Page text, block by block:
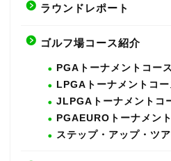
ラウンドレポート
ゴルフ場コース紹介
PGAトーナメントコース
LPGAトーナメントコー
JLPGAトーナメントコ
PGAEUROトーナメン
ステップ・アップ・ツ